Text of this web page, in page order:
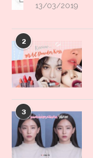
13/03/2019
2
3